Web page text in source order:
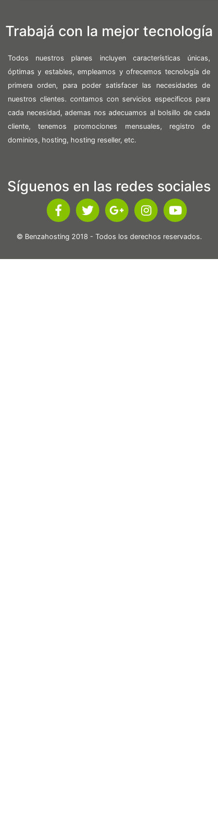
Trabajá con la mejor tecnología
Todos nuestros planes incluyen características únicas,
óptimas y estables, empleamos y ofrecemos tecnología de
primera orden, para poder satisfacer las necesidades de
nuestros clientes. contamos con servicios especificos para
cada necesidad, ademas nos adecuamos al bolsillo de cada
cliente, tenemos promociones mensuales, registro de
dominios, hosting, hosting reseller, etc.
Síguenos en las redes sociales
© Benzahosting 2018 - Todos los derechos reservados.